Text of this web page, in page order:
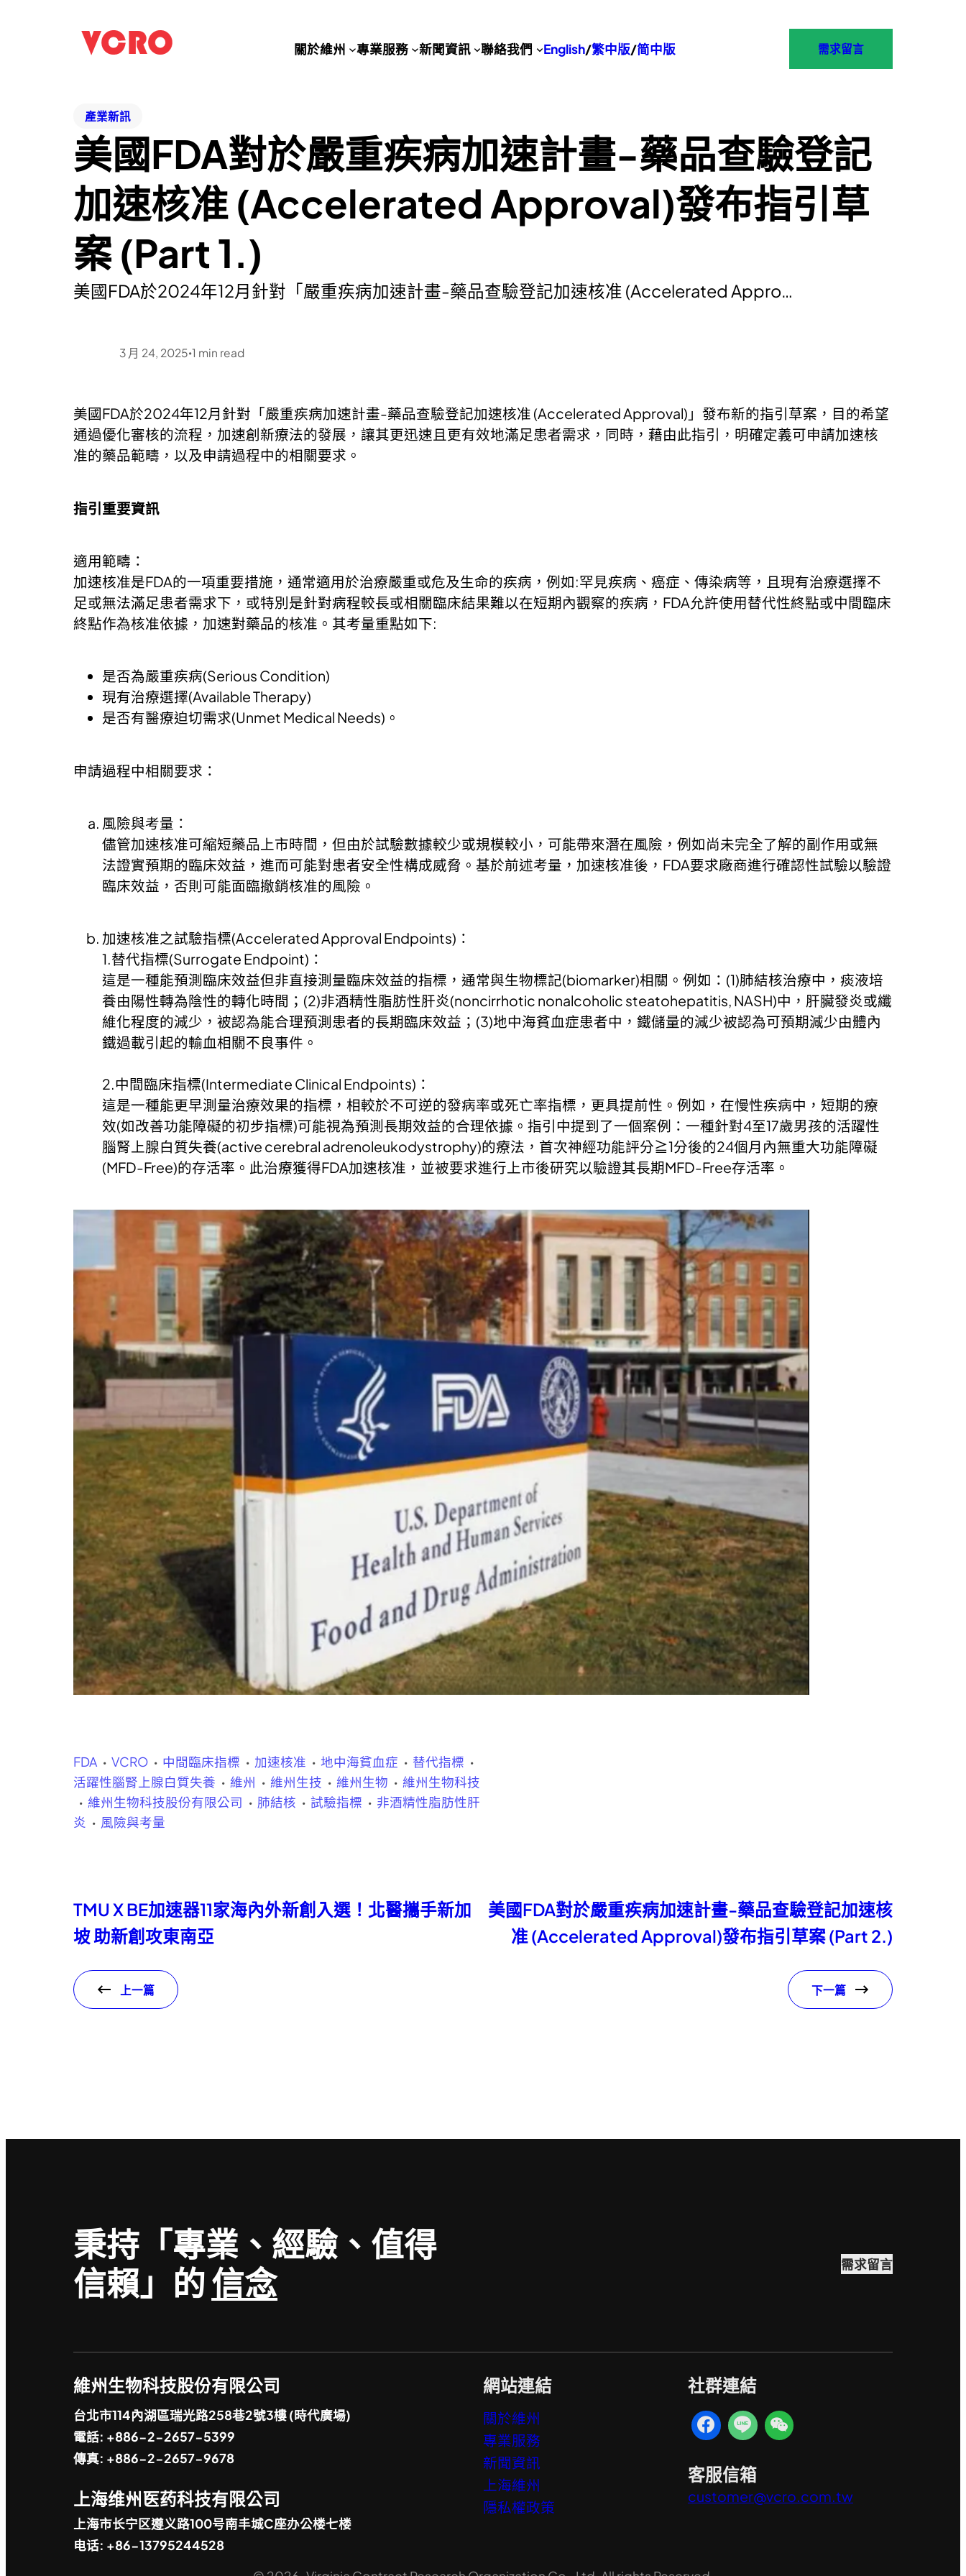
關於維州 專業服務 新聞資訊 聯絡我們 English/繁中版/简中版 需求留言
產業新訊
美國FDA對於嚴重疾病加速計畫-藥品查驗登記
加速核准 (Accelerated Approval)發布指引草
案 (Part 1.)
美國FDA於2024年12月針對「嚴重疾病加速計畫-藥品查驗登記加速核准 (Accelerated Appro…
3 月 24, 2025 •1 min read
美國FDA於2024年12月針對「嚴重疾病加速計畫-藥品查驗登記加速核准 (Accelerated Approval)」發布新的指引草案，目的希望
通過優化審核的流程，加速創新療法的發展，讓其更迅速且更有效地滿足患者需求，同時，藉由此指引，明確定義可申請加速核
准的藥品範疇，以及申請過程中的相關要求。
指引重要資訊
適用範疇：
加速核准是FDA的一項重要措施，通常適用於治療嚴重或危及生命的疾病，例如:罕見疾病、癌症、傳染病等，且現有治療選擇不
足或無法滿足患者需求下，或特別是針對病程較長或相關臨床結果難以在短期內觀察的疾病，FDA允許使用替代性終點或中間臨床
終點作為核准依據，加速對藥品的核准。其考量重點如下:
是否為嚴重疾病(Serious Condition)
現有治療選擇(Available Therapy)
是否有醫療迫切需求(Unmet Medical Needs)。
申請過程中相關要求：
風險與考量：
儘管加速核准可縮短藥品上市時間，但由於試驗數據較少或規模較小，可能帶來潛在風險，例如尚未完全了解的副作用或無
法證實預期的臨床效益，進而可能對患者安全性構成威脅。基於前述考量，加速核准後，FDA要求廠商進行確認性試驗以驗證
臨床效益，否則可能面臨撤銷核准的風險。
加速核准之試驗指標(Accelerated Approval Endpoints)：
1.替代指標(Surrogate Endpoint)：
這是一種能預測臨床效益但非直接測量臨床效益的指標，通常與生物標記(biomarker)相關。例如：(1)肺結核治療中，痰液培
養由陽性轉為陰性的轉化時間；(2)非酒精性脂肪性肝炎(noncirrhotic nonalcoholic steatohepatitis, NASH)中，肝臟發炎或纖
維化程度的減少，被認為能合理預測患者的長期臨床效益；(3)地中海貧血症患者中，鐵儲量的減少被認為可預期減少由體內
鐵過載引起的輸血相關不良事件。
2.中間臨床指標(Intermediate Clinical Endpoints)：
這是一種能更早測量治療效果的指標，相較於不可逆的發病率或死亡率指標，更具提前性。例如，在慢性疾病中，短期的療
效(如改善功能障礙的初步指標)可能視為預測長期效益的合理依據。指引中提到了一個案例：一種針對4至17歲男孩的活躍性
腦腎上腺白質失養(active cerebral adrenoleukodystrophy)的療法，首次神經功能評分≧1分後的24個月內無重大功能障礙
(MFD-Free)的存活率。此治療獲得FDA加速核准，並被要求進行上市後研究以驗證其長期MFD-Free存活率。
FDA VCRO 中間臨床指標 加速核准 地中海貧血症
替代指標
活躍性腦腎上腺白質失養
維州 維州生技 維州生物 維州生物科技
維州生物科技股份有限公司 肺結核 試驗指標
非酒精性脂肪性肝
炎
風險與考量
TMU X BE加速器11家海內外新創入選！北醫攜手新加
坡 助新創攻東南亞
上一篇
美國FDA對於嚴重疾病加速計畫-藥品查驗登記加速核
准 (Accelerated Approval)發布指引草案 (Part 2.)
下一篇
秉持「專業、經驗、值得
信賴」的信念 需求留言
維州生物科技股份有限公司
台北市114內湖區瑞光路258巷2號3樓 (時代廣場)
電話: +886-2-2657-5399
傳真: +886-2-2657-9678
上海维州医药科技有限公司
上海市长宁区遵义路100号南丰城C座办公楼七楼
电话: +86-13795244528
網站連結
關於維州
專業服務
新聞資訊
上海維州
隱私權政策
社群連結
客服信箱
customer@vcro.com.tw